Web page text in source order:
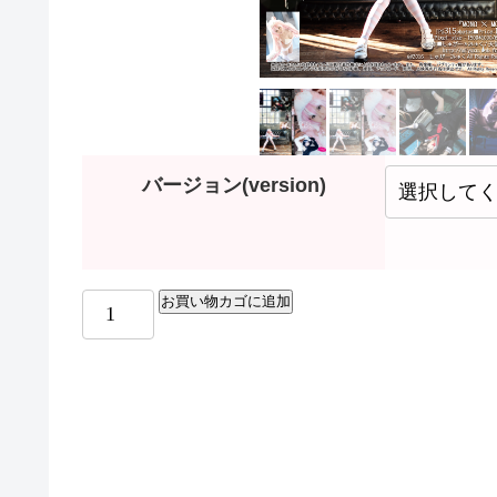
バージョン(version)
お買い物カゴに追加